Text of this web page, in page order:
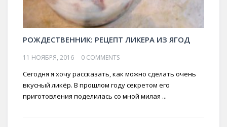
РОЖДЕСТВЕННИК: РЕЦЕПТ ЛИКЕРА ИЗ ЯГОД
11 НОЯБРЯ, 2016 0 COMMENTS
Сегодня я хочу рассказать, как можно сделать очень
вкусный ликёр. В прошлом году секретом его
приготовления поделилась со мной милая ...